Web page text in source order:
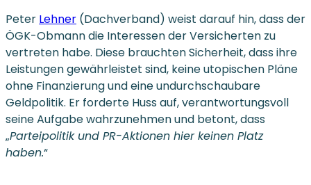
Peter Lehner (Dachverband) weist darauf hin, dass der
ÖGK-Obmann die Interessen der Versicherten zu
vertreten habe. Diese brauchten Sicherheit, dass ihre
Leistungen gewährleistet sind, keine utopischen Pläne
ohne Finanzierung und eine undurchschaubare
Geldpolitik. Er forderte Huss auf, verantwortungsvoll
seine Aufgabe wahrzunehmen und betont, dass
„Parteipolitik und PR-Aktionen hier keinen Platz
haben.“